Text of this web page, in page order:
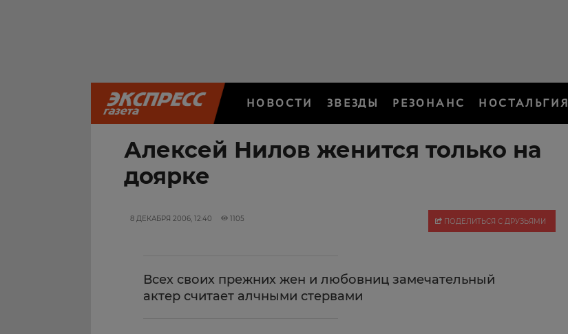
НОВОСТИ ЗВЕЗДЫ РЕЗОНАНС НОСТАЛЬГИЯ
Алексей Нилов женится только на
доярке
8 ДЕКАБРЯ 2006, 12:40 1105 ПОДЕЛИТЬСЯ С ДРУЗЬЯМИ
Всех своих прежних жен и любовниц замечательный
актер считает алчными стервами